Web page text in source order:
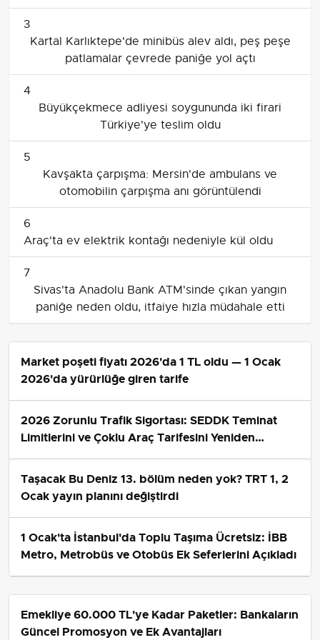
3
Kartal Karlıktepe'de minibüs alev aldı, peş peşe
patlamalar çevrede paniğe yol açtı
4
Büyükçekmece adliyesi soygununda iki firari
Türkiye'ye teslim oldu
5
Kavşakta çarpışma: Mersin'de ambulans ve
otomobilin çarpışma anı görüntülendi
6
Araç'ta ev elektrik kontağı nedeniyle kül oldu
7
Sivas'ta Anadolu Bank ATM'sinde çıkan yangın
paniğe neden oldu, itfaiye hızla müdahale etti
Market poşeti fiyatı 2026'da 1 TL oldu — 1 Ocak
2026'da yürürlüğe giren tarife
2026 Zorunlu Trafik Sigortası: SEDDK Teminat
Limitlerini ve Çoklu Araç Tarifesini Yeniden
Taşacak Bu Deniz 13. bölüm neden yok? TRT 1, 2
Ocak yayın planını değiştirdi
1 Ocak'ta İstanbul'da Toplu Taşıma Ücretsiz: İBB
Metro, Metrobüs ve Otobüs Ek Seferlerini Açıkladı
Emekliye 60.000 TL'ye Kadar Paketler: Bankaların
Güncel Promosyon ve Ek Avantajları